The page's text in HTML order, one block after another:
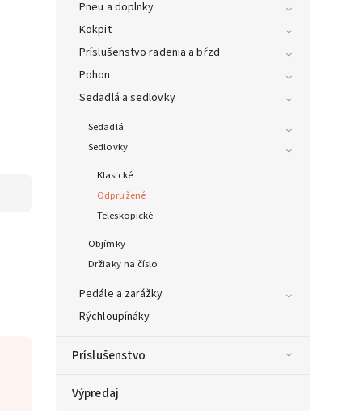
Pneu a doplnky
Kokpit
Príslušenstvo radenia a bŕzd
Pohon
Sedadlá a sedlovky
Sedadlá
Sedlovky
Klasické
Odpružené
Teleskopické
Objímky
Držiaky na číslo
Pedále a zarážky
Rýchloupínáky
Príslušenstvo
Výpredaj